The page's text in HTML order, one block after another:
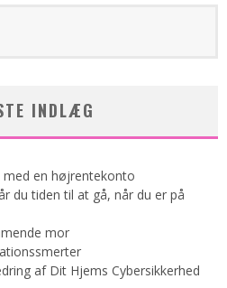
INDLÆG
med en højrentekonto
du tiden til at gå, når du er på
mor
af Dit Hjems Cybersikkerhed